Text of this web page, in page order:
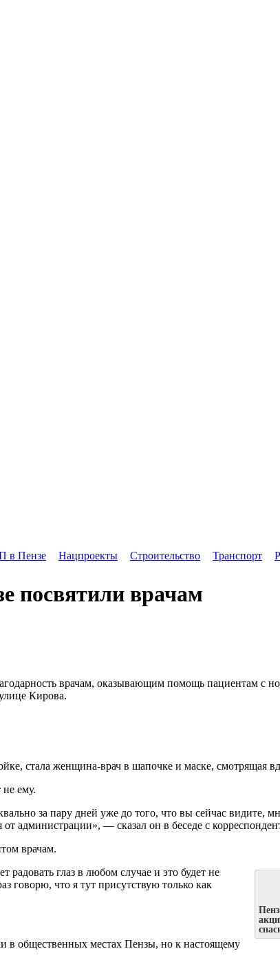
в Пензе Нацпроекты Строительство Транспорт
посвятили врачам
врачам, оказывающим помощь пациентам с
Кирова.
стала женщина-врач в шапочке и маске, смотрящая
ему.
за пару дней уже до того, что вы сейчас видите,
администрации», — сказал он в беседе с
врачам.
радовать глаз в любом случае и это будет не
говорю, что я тут присутствую только как
в общественных местах Пензы, но к настоящему